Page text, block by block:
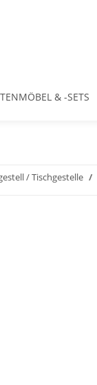
& -SETS
/ Tischgestelle